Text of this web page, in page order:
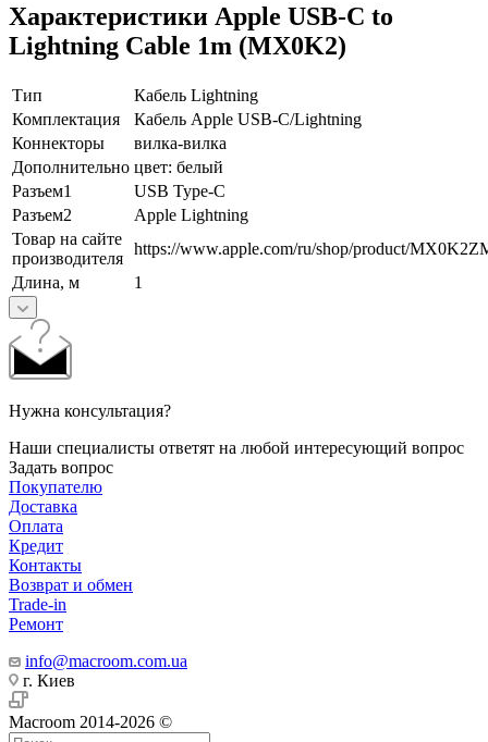
Характеристики Apple USB-C to
Lightning Cable 1m (MX0K2)
Тип
Кабель Lightning
Комплектация
Кабель Apple USB-C/Lightning
Коннекторы
вилка-вилка
Дополнительно цвет: белый
Разъем1
USB Type-C
Разъем2
Apple Lightning
Товар на сайте
производителя
https://www.apple.com/ru/shop/product/
Длина, м
1
Нужна консультация?
Наши специалисты ответят на любой интересующий вопрос
Задать вопрос
Покупателю
Доставка
Оплата
Кредит
Контакты
Возврат и обмен
Trade-in
Ремонт
info@macroom.com.ua
г. Киев
Macroom 2014-2026 ©